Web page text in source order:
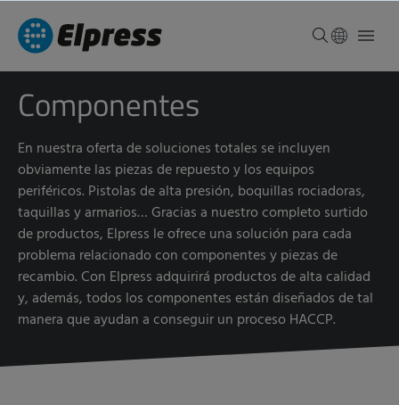
Componentes
En nuestra oferta de soluciones totales se incluyen
obviamente las piezas de repuesto y los equipos
periféricos. Pistolas de alta presión, boquillas rociadoras,
taquillas y armarios… Gracias a nuestro completo surtido
de productos, Elpress le ofrece una solución para cada
problema relacionado con componentes y piezas de
recambio. Con Elpress adquirirá productos de alta calidad
y, además, todos los componentes están diseñados de tal
manera que ayudan a conseguir un proceso HACCP.